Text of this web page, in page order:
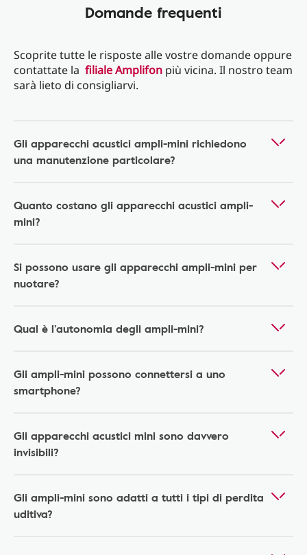
Domande frequenti
Scoprite tutte le risposte alle vostre domande oppure
contattate la filiale Amplifon più vicina. Il nostro team
sarà lieto di consigliarvi.
Gli apparecchi acustici ampli-mini richiedono
una manutenzione particolare?
Quanto costano gli apparecchi acustici ampli-
mini?
Si possono usare gli apparecchi ampli-mini per
nuotare?
Qual è l’autonomia degli ampli-mini?
Gli ampli-mini possono connettersi a uno
smartphone?
Gli apparecchi acustici mini sono davvero
invisibili?
Gli ampli-mini sono adatti a tutti i tipi di perdita
uditiva?